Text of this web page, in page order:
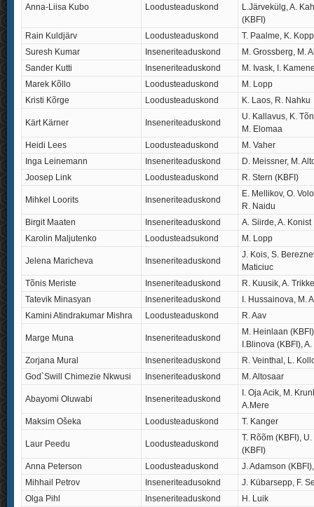
Anna-Liisa Kubo Loodusteaduskond
L.Järvekülg, A.
(KBFI)
Rain Kuldjärv
Loodusteaduskond
T. Paalme, K.
Suresh Kumar
Inseneriteaduskond
M. Grossberg, M.
Sander Kutti
Inseneriteaduskond
M. Ivask, I.
Marek Kõllo
Loodusteaduskond
M. Lopp
Kristi Kõrge
Loodusteaduskond K. Laos, R. Nahku
Kärt Kärner Inseneriteaduskond
U. Kallavus, K.
M. Elomaa
Heidi Lees
Loodusteaduskond
M. Vaher
Inga Leinemann
Inseneriteaduskond
D. Meissner, M.
Joosep Link
Loodusteaduskond R. Stern (KBFI)
Mihkel Loorits Inseneriteaduskond
E. Mellikov, O.
R. Naidu
Birgit Maaten
Inseneriteaduskond
A. Siirde, A. Konist
Karolin Maljutenko
Loodusteadsukond M. Lopp
Jelena Maricheva Inseneriteaduskond
J. Kois, S.
Maticiuc
Tõnis Meriste
Inseneriteaduskond
R. Kuusik, A.
Tatevik Minasyan
Inseneriteaduskond
I. Hussainova, M.
Kamini Atindrakumar Mishra
Loodusteaduskond R. Aav
Marge Muna Inseneriteaduskond
M. Heinlaan
I.Blinova (KBFI),
Zorjana Mural
Inseneriteaduskond
R. Veinthal, L.
God`Swill Chimezie Nkwusi
Inseneriteaduskond M. Altosaar
Abayomi Oluwabi Inseneriteaduskond
I. Oja Acik, M.
A.Mere
Maksim Ošeka
Loodusteaduskond T. Kanger
Laur Peedu Loodusteaduskond
T. Rõõm (KBFI),
(KBFI)
Anna Peterson
Loodusteaduskond
J. Adamson
Mihhail Petrov
Inseneriteadusoknd
J. Kübarsepp, F.
Olga Pihl
Inseneriteaduskond H. Luik